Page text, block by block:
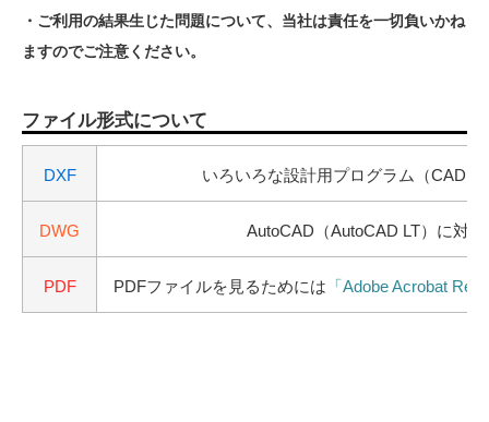
・ご利用の結果生じた問題について、当社は責任を一切負いかね
ますのでご注意ください。
ファイル形式について
DXF いろいろな設計用プログラム（CAD）
DWG AutoCAD（AutoCAD LT）に対応
PDF PDFファイルを見るためには 「Adobe Acrobat